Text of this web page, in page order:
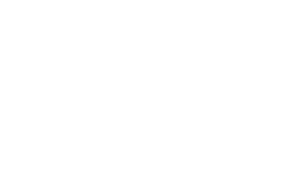
Y TEMAS AFINES